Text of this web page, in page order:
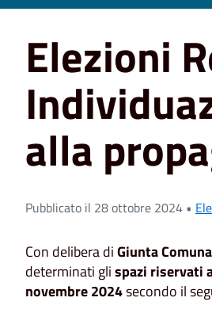
Elezioni
alla
Pubblicato il 28 ottobre 2024 •
Con delibera diGiunta
determinati glispazi riservati
novembre 2024secondo il